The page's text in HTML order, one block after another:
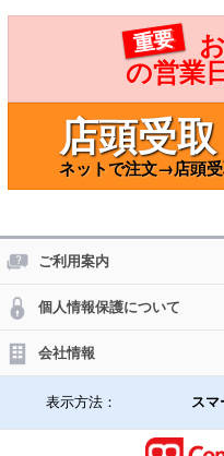
MR-
ロン
し 5
PNR
500
重要
の営業
店頭受取
ネットで注文→店頭受
ご利用案内
個人情報保護について
会社情報
表示方法： スマ